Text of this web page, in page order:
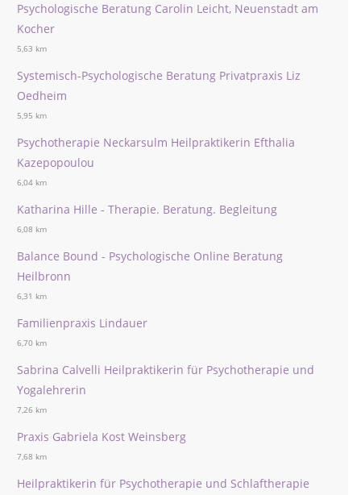
Psychologische Beratung Carolin Leicht, Neuenstadt am
Kocher
5,63 km
Systemisch-Psychologische Beratung Privatpraxis Liz
Oedheim
5,95 km
Psychotherapie Neckarsulm Heilpraktikerin Efthalia
Kazepopoulou
6,04 km
Katharina Hille - Therapie. Beratung. Begleitung
6,08 km
Balance Bound - Psychologische Online Beratung
Heilbronn
6,31 km
Familienpraxis Lindauer
6,70 km
Sabrina Calvelli Heilpraktikerin für Psychotherapie und
Yogalehrerin
7,26 km
Praxis Gabriela Kost Weinsberg
7,68 km
Heilpraktikerin für Psychotherapie und Schlaftherapie